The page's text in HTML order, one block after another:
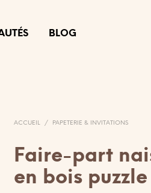
BLOG
ACCUEIL / PAPETERIE & INVITATIONS
Faire-part
en bois